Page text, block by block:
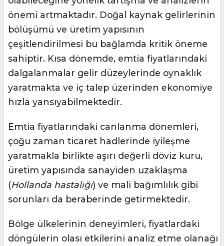
önemi artmaktadır. Doğal kaynak gelirlerinin
bölüşümü ve üretim yapısının
çeşitlendirilmesi bu bağlamda kritik öneme
sahiptir. Kısa dönemde, emtia fiyatlarındaki
dalgalanmalar gelir düzeylerinde oynaklık
yaratmakta ve iç talep üzerinden ekonomiye
hızla yansıyabilmektedir.
Emtia fiyatlarındaki canlanma dönemleri,
çoğu zaman ticaret hadlerinde iyileşme
yaratmakla birlikte aşırı değerli döviz kuru,
üretim yapısında sanayiden uzaklaşma
(Hollanda hastalığı) ve mali bağımlılık gibi
sorunları da beraberinde getirmektedir.
Bölge ülkelerinin deneyimleri, fiyatlardaki
döngülerin olası etkilerini analiz etme olanağı